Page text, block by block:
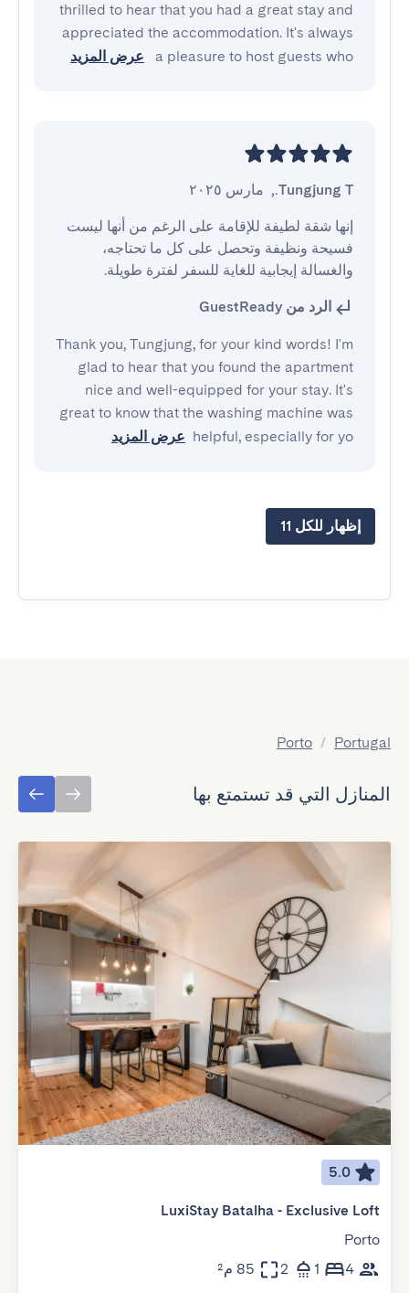
thrilled to hear that you had a great stay and
appreciated the accommodation. It's always
a pleasure to host guests who
عرض المزيد
Tungjung T.
, مارس ٢٠٢٥
والغسالة إيجابية للغاية للسفر لفترة طويلة.
الرد من GuestReady
Thank you, Tungjung, for your kind words! I'm
glad to hear that you found the apartment
nice and well-equipped for your stay. It's
great to know that the washing machine was
helpful, especially for yo عرض المزيد
إظهار للكل 11
Portugal
/
Porto
المنازل التي قد تستمتع بها
5.0
LuxiStay Batalha - Exclusive Loft
Porto
4
1
2 85 م²